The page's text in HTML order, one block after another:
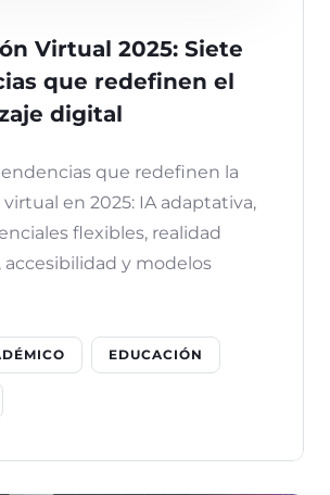
Virtual 2025: Siete
que redefinen el
digital
que redefinen la
en 2025: IA adaptativa,
flexibles, realidad
y modelos
EDUCACIÓN